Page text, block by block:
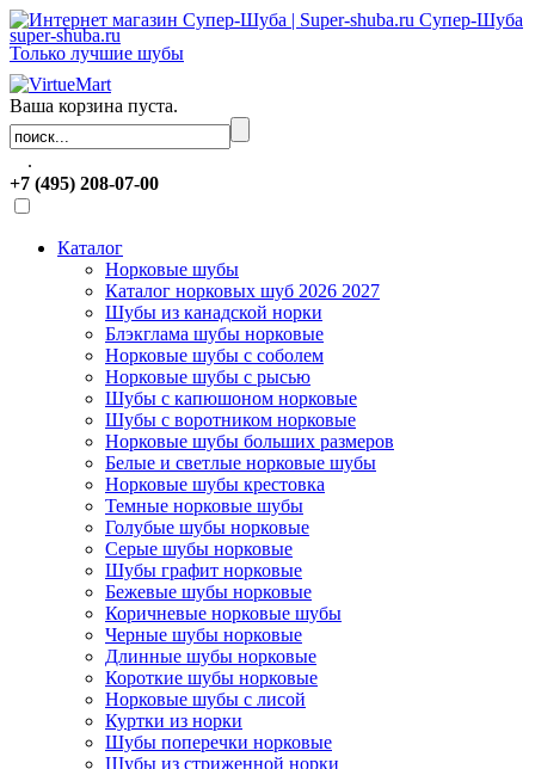
Супер-Шуба
super-shuba.ru
Только лучшие шубы
Ваша корзина пуста.
.
+7 (495) 208-07-00
Каталог
Норковые шубы
Каталог норковых шуб 2026 2027
Шубы из канадской норки
Блэкглама шубы норковые
Норковые шубы с соболем
Норковые шубы с рысью
Шубы с капюшоном норковые
Шубы с воротником норковые
Норковые шубы больших размеров
Белые и светлые норковые шубы
Норковые шубы крестовка
Темные норковые шубы
Голубые шубы норковые
Серые шубы норковые
Шубы графит норковые
Бежевые шубы норковые
Коричневые норковые шубы
Черные шубы норковые
Длинные шубы норковые
Короткие шубы норковые
Норковые шубы с лисой
Куртки из норки
Шубы поперечки норковые
Шубы из стриженной норки